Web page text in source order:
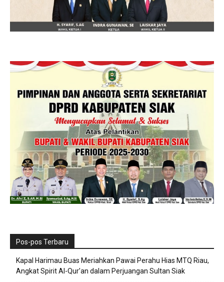
Pos-pos Terbaru
Kapal Harimau Buas Meriahkan Pawai Perahu Hias MTQ Riau,
Angkat Spirit Al-Qur’an dalam Perjuangan Sultan Siak